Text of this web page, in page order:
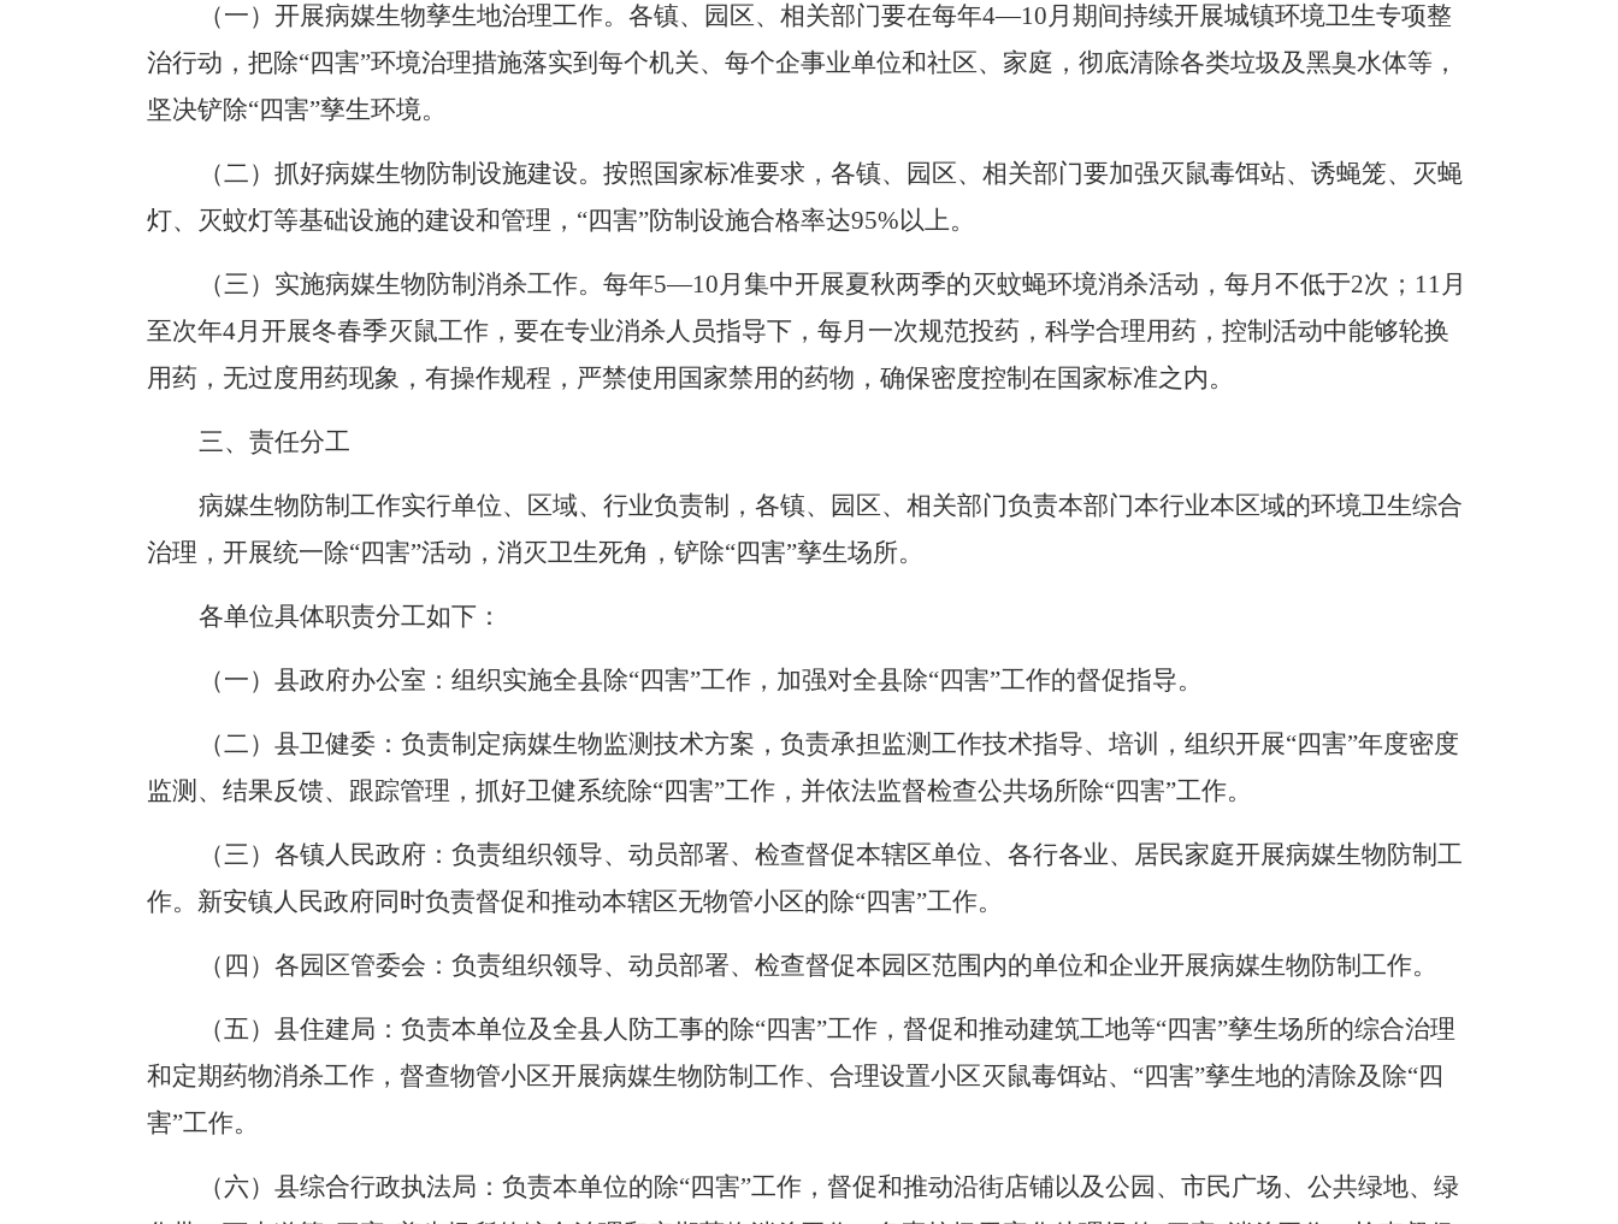
（一） 开展病媒生物孳生地治理工作。 各镇、园区、相关部门要在每年4—10月期间持续开展城镇环境卫生专项整
治行动，把除“四害”环境治理措施落实到每个机关、每个企事业单位和社区、家庭，彻底清除各类垃圾及黑臭水体等，
坚决铲除“四害”孳生环境。
（二） 抓好病媒生物防制 设施建设。 按照国家标准要求，各镇、园区、相关部门要加强灭鼠毒饵站、诱蝇笼、灭蝇
灯、灭蚊灯等基础设施的建设和管理， “四害”防制设施合格率达95%以上。
（三） 实施病媒生物防制消杀工作。 每年5—10月集中开展夏秋两季的灭蚊蝇环境消杀活动，每月 不低于2次 ； 11月
至次年4月开展冬春季灭鼠工作，要在专业消杀人员指导下，每月一次规范投药，科学合理用药，控制活动中能够轮换
用药，无过度用药现象，有操作规程，严禁使用国家禁用的药物，确保密度控制在国家标准之内。
三、责任分工
病媒生物防制工作实行单位、 区域、 行业负责制，各镇、 园区、 相关部门负责本部门本行业本区域的环境卫生综合
治理，开展统一除“四害”活动，消灭卫生死角，铲除“四害”孳生场所。
各单位具体职责分工如下 ：
（一）县政府办公室： 组织实施全县除“四害”工作，加强对全县除“四害”工作的督促指导。
（二）县卫健委： 负责制定病媒生物监测技术方案，负责承担监测工作技术指导、培训，组织开展“四害”年度密度
监测、 结果反馈、跟踪管理 ，抓好卫健系统除“四害”工作，并依法监督检查公共场所除“四害”工作。
（三）各镇人民政府： 负责组织领导、动员部署、检查督促本辖区单位、各行各业、居民家庭开展病媒生物防制工
作。 新安镇人民政府同时负责督促和推动本辖区无物管小区的除“四害”工作。
（四）各园区管委会： 负责组织领导、动员部署、检查督促本园区范围内的单位和企业开展病媒生物防制工作。
（五）县住建局： 负责本单位及全县人防工事的除“四害”工作 ， 督促和推动建筑工地等“四害”孳生场所的综合治理
和定期药物消杀工作， 督查物管小区开展病媒生物防制工作、合理设置小区灭鼠毒饵站、 “四害”孳生地的清除及 除“四
害”工作。
（六）县综合行政执法局： 负责本单位的除“四害”工作 ， 督促和推动沿街店铺以及公园、市民广场、公共绿地、绿